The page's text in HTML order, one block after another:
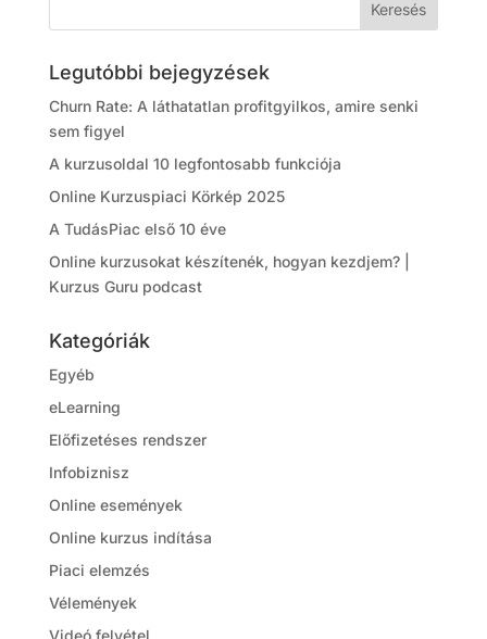
Legutóbbi bejegyzések
Churn Rate: A láthatatlan profitgyilkos, amire senki
sem figyel
A kurzusoldal 10 legfontosabb funkciója
Online Kurzuspiaci Körkép 2025
A TudásPiac első 10 éve
Online kurzusokat készítenék, hogyan kezdjem? |
Kurzus Guru podcast
Kategóriák
Egyéb
eLearning
Előfizetéses rendszer
Infobiznisz
Online események
Online kurzus indítása
Piaci elemzés
Vélemények